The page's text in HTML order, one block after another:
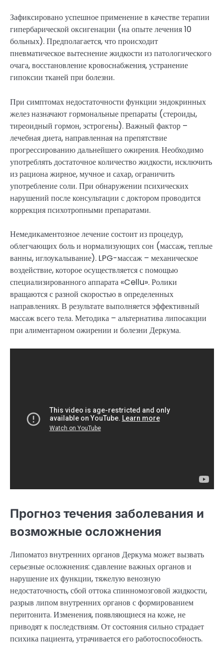
Зафиксировано успешное применение в качестве терапии
гипербарической оксигенации (на опыте лечения 10
больных). Предполагается, что происходит
пневматическое вытеснение жидкости из патологического
очага, восстановление кровоснабжения, устранение
гипоксии тканей при болезни.
При симптомах недостаточности функции эндокринных
желез назначают гормональные препараты (стероиды,
тиреоидный гормон, эстрогены). Важный фактор –
лечебная диета, направленная на препятствие
прогрессированию дальнейшего ожирения. Необходимо
употреблять достаточное количество жидкости, исключить
из рациона жирное, мучное и сахар, ограничить
употребление соли. При обнаружении психических
нарушений после консультации с доктором проводится
коррекция психотропными препаратами.
Немедикаментозное лечение состоит из процедур,
облегчающих боль и нормализующих сон (массаж, теплые
ванны, иглоукалывание). LPG-массаж – механическое
воздействие, которое осуществляется с помощью
специализированного аппарата «Cellu». Ролики
вращаются с разной скоростью в определенных
направлениях. В результате выполняется эффективный
массаж всего тела. Методика – альтернатива липосакции
при алиментарном ожирении и болезни Деркума.
Прогноз течения заболевания и
возможные осложнения
Липоматоз внутренних органов Деркума может вызвать
серьезные осложнения: сдавление важных органов и
нарушение их функции, тяжелую венозную
недостаточность, сбой оттока спинномозговой жидкости,
разрыв липом внутренних органов с формированием
перитонита. Изменения, появляющиеся на коже, не
приводят к последствиям. От состояния сильно страдает
психика пациента, утрачивается его работоспособность.